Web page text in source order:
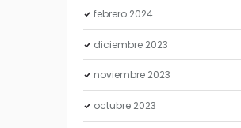
febrero 2024
diciembre 2023
noviembre 2023
octubre 2023